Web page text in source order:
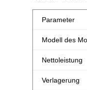
Parameter
Modell des
Nettoleistung
Verlagerung